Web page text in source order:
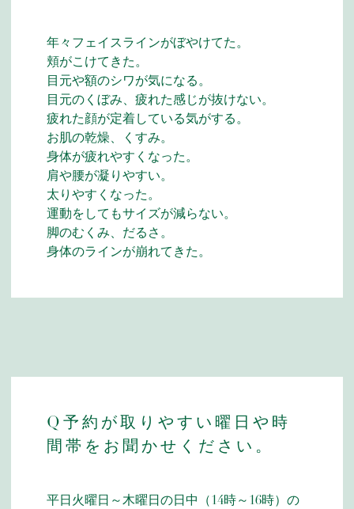
年々フェイスラインがぼやけてた。
頬がこけてきた。
目元や額のシワが気になる。
目元のくぼみ、疲れた感じが抜けない。
疲れた顔が定着している気がする。
お肌の乾燥、くすみ。
身体が疲れやすくなった。
肩や腰が凝りやすい。
太りやすくなった。
運動をしてもサイズが減らない。
脚のむくみ、だるさ。
身体のラインが崩れてきた。
Q予約が取りやすい曜日や時
間帯をお聞かせください。
平日火曜日～木曜日の日中（14時～16時）の